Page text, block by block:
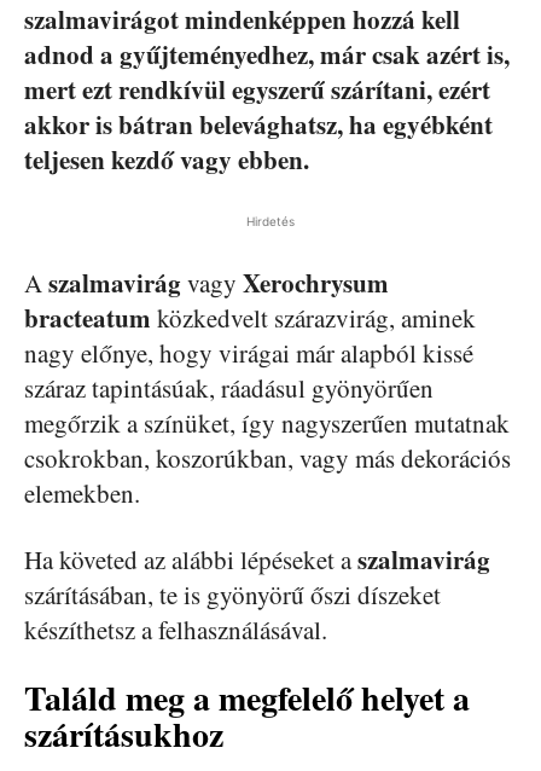
szalmavirágot mindenképpen hozzá kell
adnod a gyűjteményedhez, már csak azért is,
mert ezt rendkívül egyszerű szárítani, ezért
akkor is bátran belevághatsz, ha egyébként
teljesen kezdő vagy ebben.
Hirdetés
Aszalmavirágvagy Xerochrysum
bracteatum közkedvelt szárazvirág, aminek
nagy előnye, hogy virágai már alapból kissé
száraz tapintásúak, ráadásul gyönyörűen
megőrzik a színüket, így nagyszerűen mutatnak
csokrokban, koszorúkban, vagy más dekorációs
elemekben.
Ha követed az alábbi lépéseket aszalmavirág
szárításában, te is gyönyörű őszi díszeket
készíthetsz a felhasználásával.
Találd meg a megfelelő helyet a
szárításukhoz